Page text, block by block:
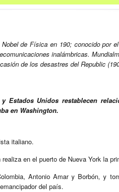
de Física en 190; conocido por
inalámbricas.
de los desastres del Republic
Unidos restablecen
en Washington.
italiano.
en el puerto de Nueva York la
Antonio Amar y Borbón, y
del país.